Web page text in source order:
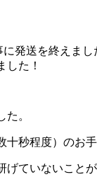
発送を終えまし
した！
。
秒程度）のお手
ていないことが